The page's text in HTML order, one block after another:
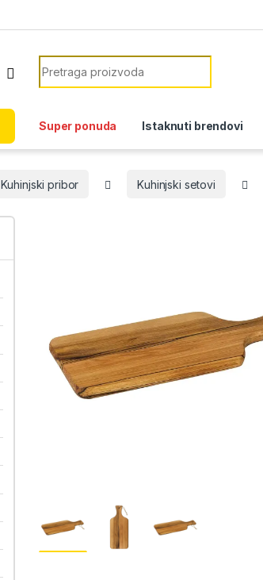
Search for:
Super ponuda Istaknuti brendovi
Kuhinjski pribor Kuhinjski setovi